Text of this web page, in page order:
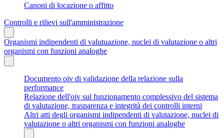
Canoni di locazione o affitto
Controlli e rilievi sull'amministrazione
Organismi indipendenti di valutuazione, nuclei di valutazione o altri
organismi con funzioni analoghe
Documento oiv di validazione della relazione sulla
performance
Relazione dell'oiv sul funzionamento complessivo del sistema
di valutazione, trasparenza e integrità dei controlli interni
Altri atti degli organismi indipendenti di valutazione, nuclei di
valutazione o altri organismi con funzioni analoghe